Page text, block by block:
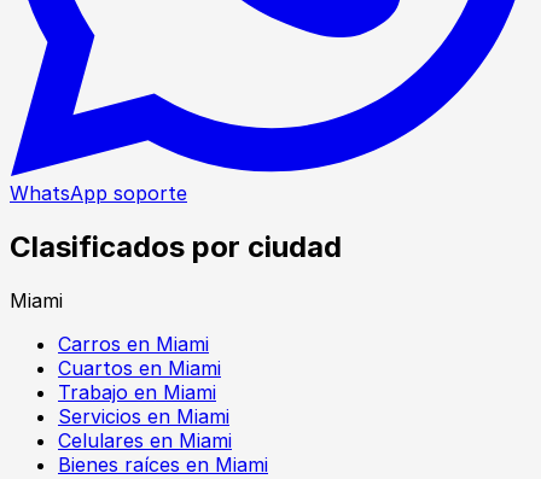
WhatsApp soporte
Clasificados por ciudad
Miami
Carros en Miami
Cuartos en Miami
Trabajo en Miami
Servicios en Miami
Celulares en Miami
Bienes raíces en Miami